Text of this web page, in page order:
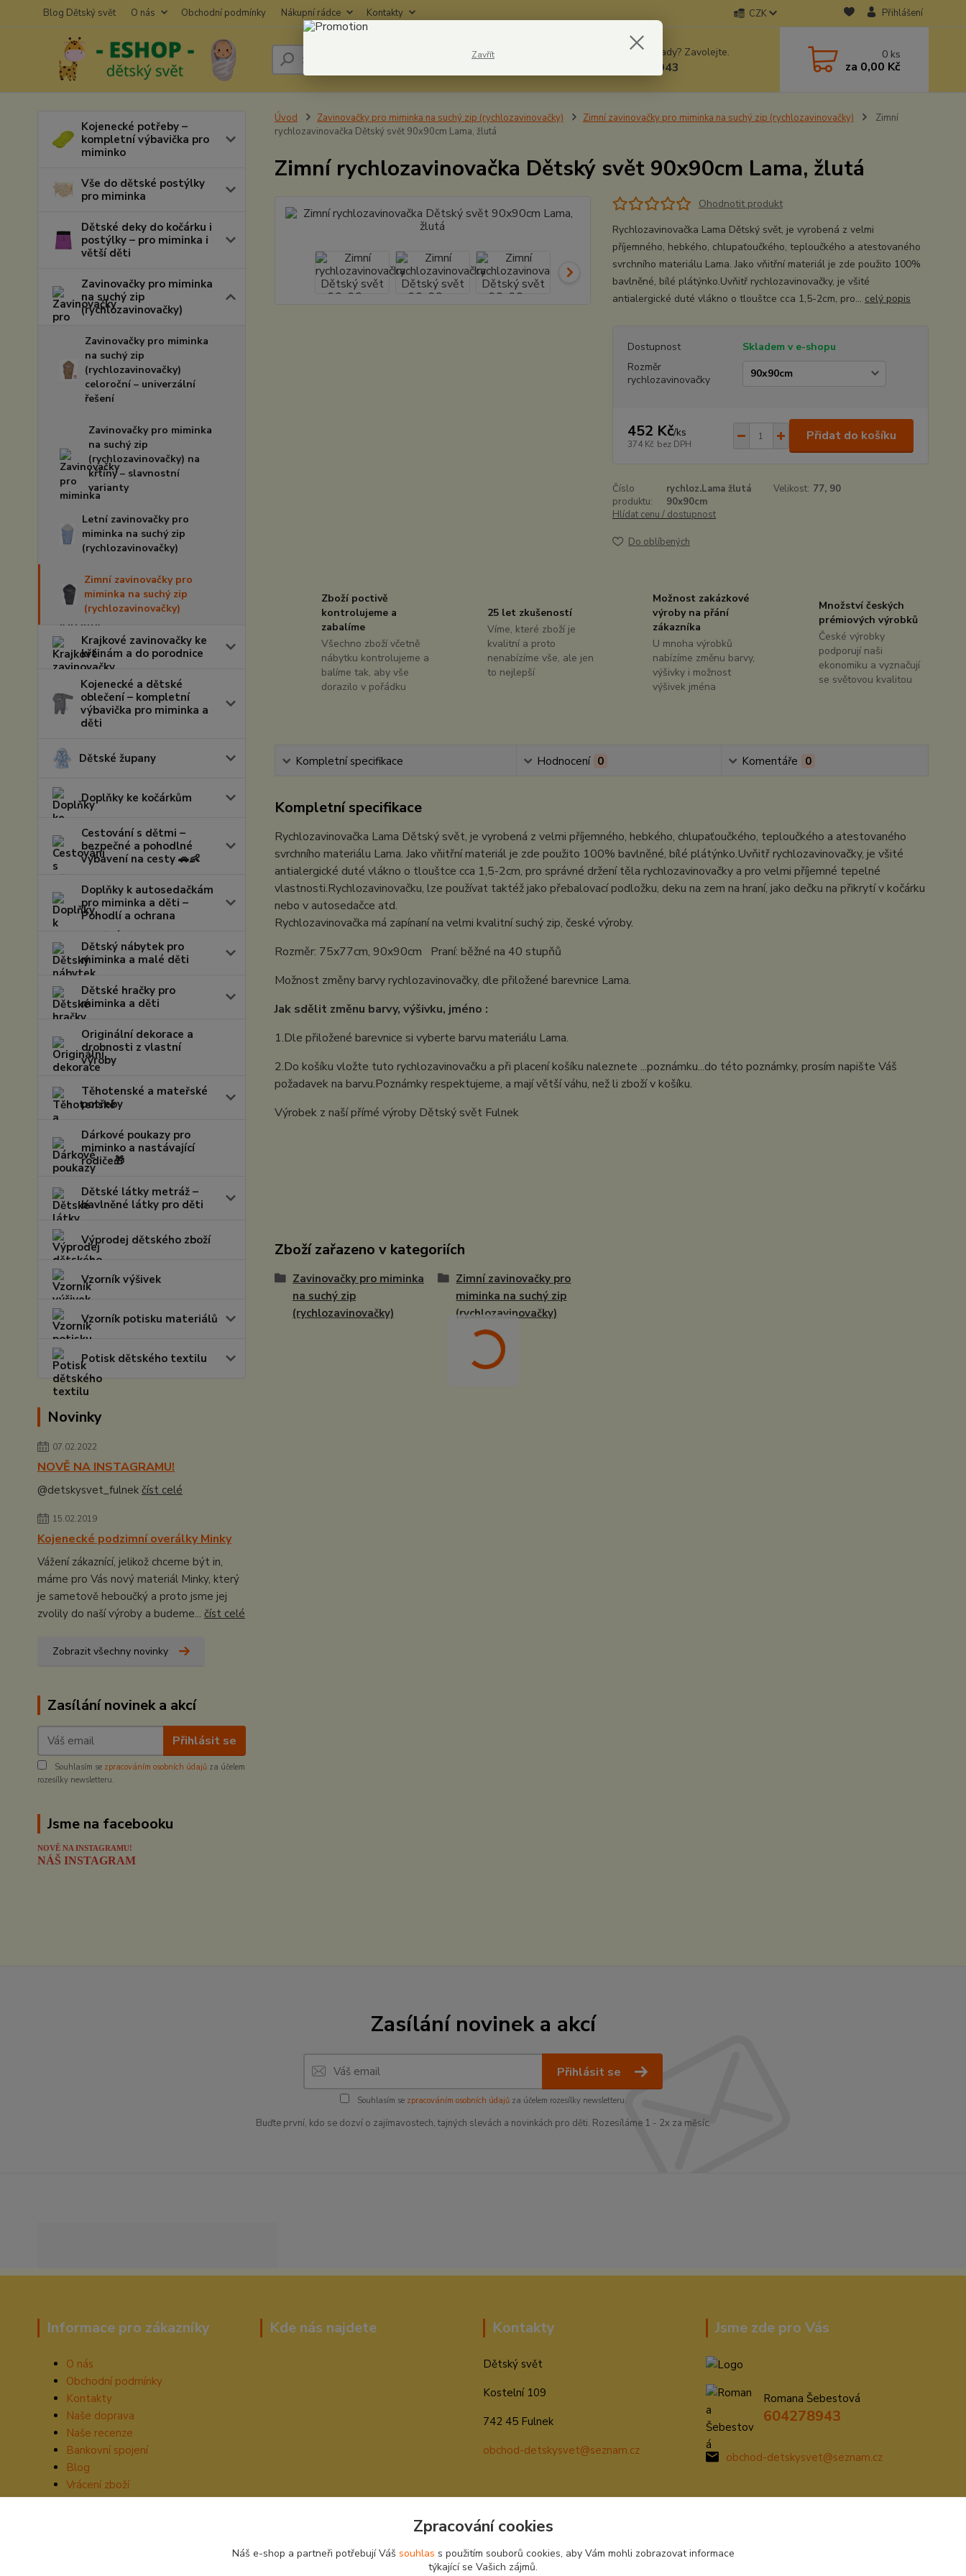
Blog Dětský svět O nás Obchodní podmínky Nákupní rádce Kontakty CZK Přihlášení
Hledat Nevíte si rady? Zavolejte.
604278943
0 ks
za 0,00 Kč
Kojenecké potřeby –
kompletní výbavička pro
miminko
Vše do dětské postýlky
pro miminka
Dětské deky do kočárku i
postýlky – pro miminka i
větší děti
Zavinovačky pro miminka
na suchý zip
(rychlozavinovačky)
Zavinovačky pro miminka
na suchý zip
(rychlozavinovačky)
celoroční – univerzální
řešení
Zavinovačky pro miminka
na suchý zip
(rychlozavinovačky) na
křtiny – slavnostní
varianty
Letní zavinovačky pro
miminka na suchý zip
(rychlozavinovačky)
Zimní zavinovačky pro
miminka na suchý zip
(rychlozavinovačky)
Krajkové zavinovačky ke
křtinám a do porodnice
Kojenecké a dětské
oblečení – kompletní
výbavička pro miminka a
děti
Dětské župany
Doplňky ke kočárkům
Cestování s dětmi –
bezpečné a pohodlné
vybavení na cesty 🚗👶
Doplňky k autosedačkám
pro miminka a děti –
Pohodlí a ochrana
Dětský nábytek pro
miminka a malé děti
Dětské hračky pro
miminka a děti
Originální dekorace a
drobnosti z vlastní
výroby
Těhotenské a mateřské
potřeby
Dárkové poukazy pro
miminko a nastávající
rodiče🎁
Dětské látky metráž –
bavlněné látky pro děti
Výprodej dětského zboží
Vzorník výšivek
Vzorník potisku materiálů
Potisk dětského textilu
Novinky
07.02.2022
NOVĚ NA INSTAGRAMU!
@detskysvet_fulnek číst celé
15.02.2019
Kojenecké podzimní overálky Minky
Vážení zákaznící, jelikož chceme být in,
máme pro Vás nový materiál Minky, který
je sametově heboučký a proto jsme jej
zvolily do naší výroby a budeme... číst celé
Zobrazit všechny novinky
Zasílání novinek a akcí
Přihlásit se
Souhlasím se zpracováním osobních údajů za účelem
rozesílky newsletteru.
Jsme na facebooku
NOVĚ NA INSTAGRAMU!
NÁŠ INSTAGRAM
Úvod Zavinovačky pro miminka na suchý zip (rychlozavinovačky) Zimní zavinovačky pro miminka na suchý zip (rychlozavinovačky)
Zimní
rychlozavinovačka Dětský svět 90x90cm Lama, žlutá
Zimní rychlozavinovačka Dětský svět 90x90cm Lama, žlutá
Ohodnotit produkt
Rychlozavinovačka Lama Dětský svět, je vyrobená z velmi
příjemného, hebkého, chlupaťoučkého, teploučkého a atestovaného
svrchního materiálu Lama. Jako vňitřní materiál je zde použito 100%
bavlněné, bílé plátýnko.Uvňitř rychlozavinovačky, je všité
antialergické duté vlákno o tlouštce cca 1,5-2cm, pro... celý popis
Dostupnost
Skladem v e-shopu
Rozměr
rychlozavinovačky
452 Kč/ks
374 Kč bez DPH
Přidat do košíku
Číslo
produktu:
rychloz.Lama žlutá
90x90cm
Velikost: 77, 90
Hlídat cenu / dostupnost
Do oblíbených
Zboží poctivě
kontrolujeme a
zabalíme
Všechno zboží včetně
nábytku kontrolujeme a
balíme tak, aby vše
dorazilo v pořádku
25 let zkušeností
Víme, které zboží je
kvalitní a proto
nenabízíme vše, ale jen
to nejlepší
Možnost zakázkové
výroby na přání
zákazníka
U mnoha výrobků
nabízíme změnu barvy,
výšivky i možnost
výšivek jména
Množství českých
prémiových výrobků
České výrobky
podporují naši
ekonomiku a vyznačují
se světovou kvalitou
Kompletní specifikace Hodnocení 0 Komentáře 0
Kompletní specifikace
Rychlozavinovačka Lama Dětský svět, je vyrobená z velmi příjemného, hebkého, chlupaťoučkého, teploučkého a atestovaného
svrchního materiálu Lama. Jako vňitřní materiál je zde použito 100% bavlněné, bílé plátýnko.Uvňitř rychlozavinovačky, je všité
antialergické duté vlákno o tlouštce cca 1,5-2cm, pro správné držení těla rychlozavinovačky a pro velmi příjemné tepelné
vlastnosti.Rychlozavinovačku, lze používat taktéž jako přebalovací podložku, deku na zem na hraní, jako dečku na přikrytí v kočárku
nebo v autosedačce atd.
Rychlozavinovačka má zapínaní na velmi kvalitní suchý zip, české výroby.
Rozměr: 75x77cm, 90x90cm Praní: běžné na 40 stupňů
Možnost změny barvy rychlozavinovačky, dle přiložené barevnice Lama.
Jak sdělit změnu barvy, výšivku, jméno :
1.Dle přiložené barevnice si vyberte barvu materiálu Lama.
2.Do košíku vložte tuto rychlozavinovačku a při placení košíku naleznete ...poznámku...do této poznámky, prosím napište Váš
požadavek na barvu.Poznámky respektujeme, a mají větší váhu, než li zboží v košíku.
Výrobek z naší přímé výroby Dětský svět Fulnek
Zboží zařazeno v kategoriích
Zavinovačky pro miminka
na suchý zip
(rychlozavinovačky)
Zimní zavinovačky pro
miminka na suchý zip
(rychlozavinovačky)
Zasílání novinek a akcí
Přihlásit se
Souhlasím se zpracováním osobních údajůza účelem rozesílky newsletteru.
Buďte první, kdo se dozví o zajímavostech, tajných slevách a novinkách pro děti. Rozesíláme 1 - 2x za měsíc.
Informace pro zákazníky
O nás
Obchodní podmínky
Kontakty
Naše doprava
Naše recenze
Bankovní spojení
Blog
Vrácení zboží
Kde nás najdete Kontakty
Dětský svět
Kostelní 109
742 45 Fulnek
obchod-detskysvet@seznam.cz
Jsme zde pro Vás
Romana Šebestová
604278943
obchod-detskysvet@seznam.cz
Zavřít
Zpracování cookies
Náš e-shop a partneři potřebují Váš souhlas s použitím souborů cookies, aby Vám mohli zobrazovat informace
týkající se Vašich zájmů.